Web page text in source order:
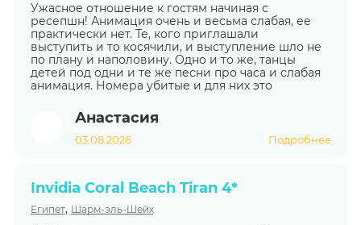
Ужасное отношение к гостям начиная с
ресепшн! Анимация очень и весьма слабая, ее
практически нет. Те, кого приглашали
выступить и то косячили, и выступление шло не
по плану и наполовину. Одно и то же, танцы
детей под одни и те же песни про часа и слабая
анимация. Номера убитые и для них это
Анастасия
03.08.2026 Подробнее
Invidia Coral Beach Tiran 4*
Египет, Шарм-эль-Шейх